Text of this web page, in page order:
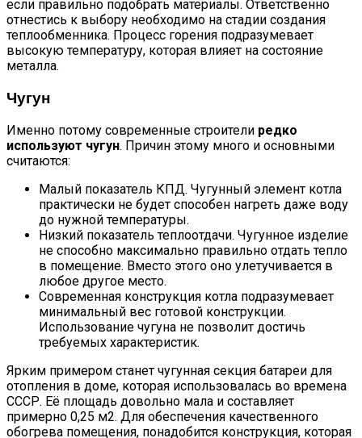
если правильно подобрать материалы. Ответственно
отнестись к выбору необходимо на стадии создания
теплообменника. Процесс горения подразумевает
высокую температуру, которая влияет на состояние
металла.
Чугун
Именно потому современные строители редко
используют чугун. Причин этому много и основными
считаются:
Малый показатель КПД. Чугунный элемент котла
практически не будет способен нагреть даже воду
до нужной температуры.
Низкий показатель теплоотдачи. Чугунное изделие
не способно максимально правильно отдать тепло
в помещение. Вместо этого оно улетучивается в
любое другое место.
Современная конструкция котла подразумевает
минимальный вес готовой конструкции.
Использование чугуна не позволит достичь
требуемых характеристик.
Ярким примером станет чугунная секция батареи для
отопления в доме, которая использовалась во времена
СССР. Её площадь довольно мала и составляет
примерно 0,25 м2. Для обеспечения качественного
обогрева помещения, понадобится конструкция, которая